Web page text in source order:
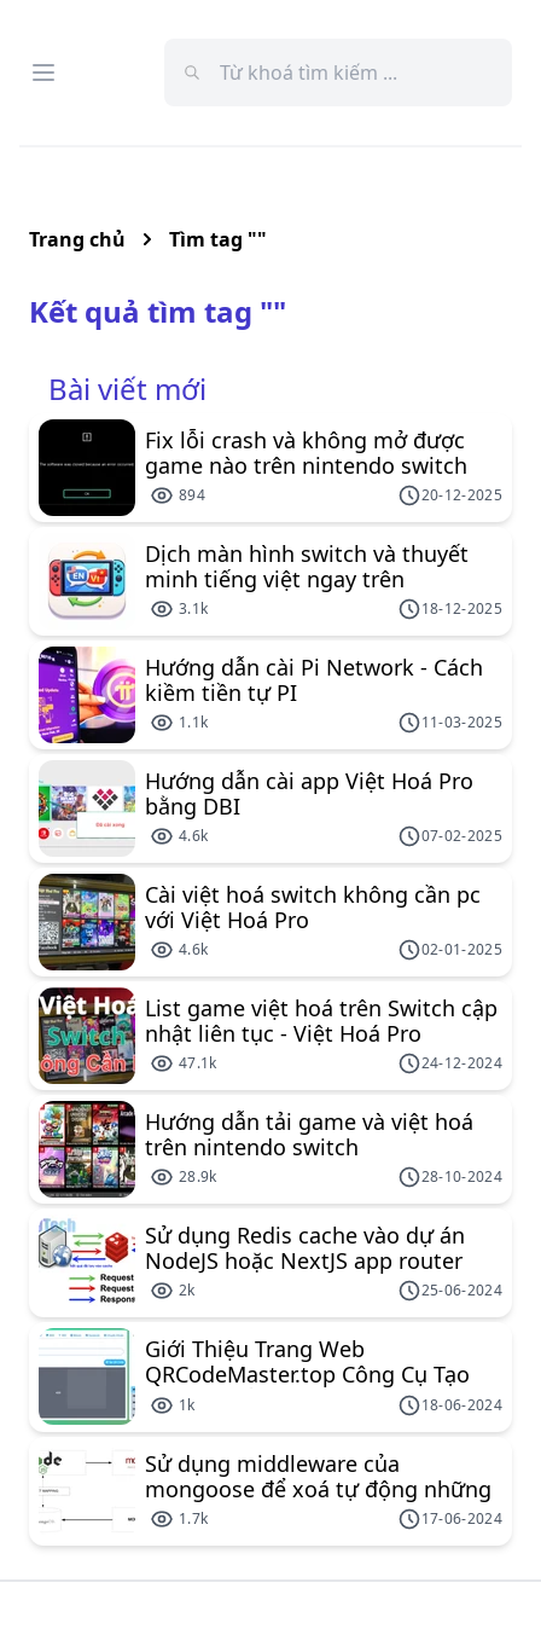
Open menu
Menu
Tìm tag ""
Trang chủ
Kết quả tìm tag ""
Bài viết mới
Fix lỗi crash và không mở được
game nào trên nintendo switch
894 20-12-2025
Dịch màn hình switch và thuyết
minh tiếng việt ngay trên
nintendo switch
3.1k 18-12-2025
Hướng dẫn cài Pi Network - Cách
kiềm tiền tự PI
1.1k 11-03-2025
Hướng dẫn cài app Việt Hoá Pro
bằng DBI
4.6k 07-02-2025
Cài việt hoá switch không cần pc
với Việt Hoá Pro
4.6k 02-01-2025
List game việt hoá trên Switch cập
nhật liên tục - Việt Hoá Pro
47.1k 24-12-2024
Hướng dẫn tải game và việt hoá
trên nintendo switch
28.9k 28-10-2024
Sử dụng Redis cache vào dự án
NodeJS hoặc NextJS app router
2k 25-06-2024
Giới Thiệu Trang Web
QRCodeMaster.top Công Cụ Tạo
Mã QR Miễn Phí Đa Năng
1k 18-06-2024
Sử dụng middleware của
mongoose để xoá tự động những
document liên kết
1.7k 17-06-2024